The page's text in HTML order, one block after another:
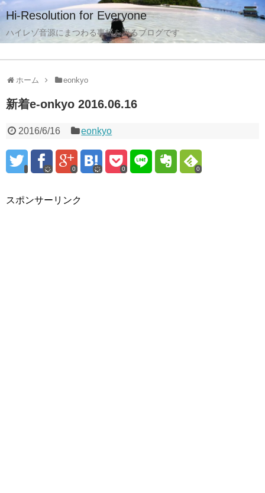
Hi-Resolution for Everyone
ハイレゾ音源にまつわる事柄を語るブログです
ホーム eonkyo
新着e-onkyo 2016.06.16
2016/6/16 eonkyo
0 0 0
スポンサーリンク